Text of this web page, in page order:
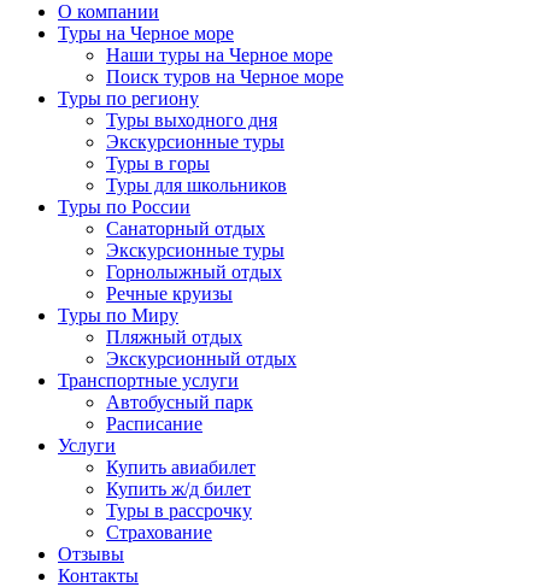
О компании
Туры на Черное море
Наши туры на Черное море
Поиск туров на Черное море
Туры по региону
Туры выходного дня
Экскурсионные туры
Туры в горы
Туры для школьников
Туры по России
Санаторный отдых
Экскурсионные туры
Горнолыжный отдых
Речные круизы
Туры по Миру
Пляжный отдых
Экскурсионный отдых
Транспортные услуги
Автобусный парк
Расписание
Услуги
Купить авиабилет
Купить ж/д билет
Туры в рассрочку
Страхование
Отзывы
Контакты